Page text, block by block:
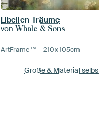
Libellen-Träume
vonWhale & Sons
ArtFrame™ –210×105cm
Größe & Material